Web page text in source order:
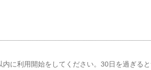
に利用開始をしてください。30日を過ぎる